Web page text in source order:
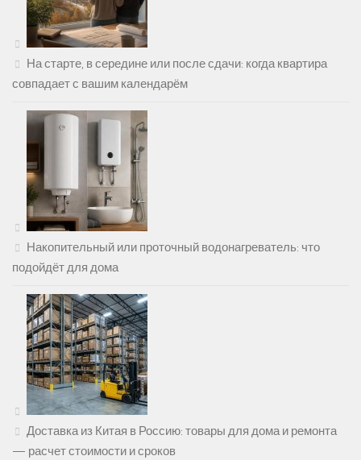
На старте, в середине или после сдачи: когда квартира
совпадает с вашим календарём
Накопительный или проточный водонагреватель: что
подойдёт для дома
Доставка из Китая в Россию: товары для дома и ремонта
— расчет стоимости и сроков